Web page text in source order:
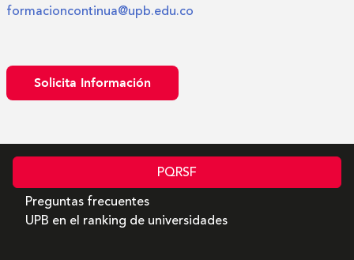
formacioncontinua@upb.edu.co
Solicita Información
PQRSF
Preguntas frecuentes
UPB en el ranking de universidades